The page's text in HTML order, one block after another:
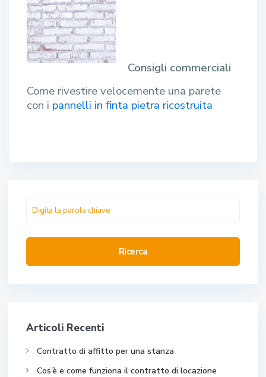
Consigli commerciali
Come rivestire velocemente una parete
con i pannelli in finta pietra ricostruita
Ricerca
Articoli Recenti
Contratto di affitto per una stanza
Cos’è e come funziona il contratto di locazione